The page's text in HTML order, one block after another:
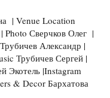
| Venue Location
Photo Сверчков Олег |
Александр |
Трубичев Сергей |
Экотель |Instagram
& Decor Бархатова